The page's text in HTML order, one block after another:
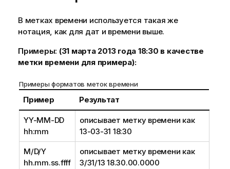
В метках времени используется такая же
нотация, как для дат и времени выше.
Примеры: (31 марта 2013 года 18:30 в качестве
метки времени для примера):
Примеры форматов меток времени
Пример Результат
YY-MM-DD
hh:mm
описывает метку времени как
13-03-31 18:30
M/D/Y
hh.mm.ss.ffff
описывает метку времени как
3/31/13 18.30.00.0000